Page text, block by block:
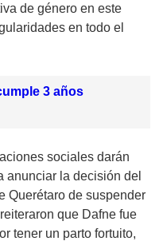
de género en este
en todo el
3 años
sociales darán
anunciar la decisión del
Querétaro de suspender
que Dafne fue
tener un parto fortuito,